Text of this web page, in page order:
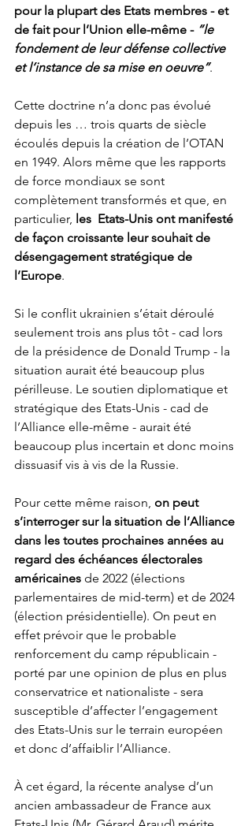
pour la plupart des Etats membres - et
de fait pour l’Union elle-même - “le
fondement de leur défense collective
et l’instance de sa mise en oeuvre”.
Cette doctrine n’a donc pas évolué
depuis les … trois quarts de siècle
écoulés depuis la création de l’OTAN
en 1949. Alors même que les rapports
de force mondiaux se sont
complètement transformés et que, en
particulier, les  Etats-Unis ont manifesté
de façon croissante leur souhait de
désengagement stratégique de
l’Europe.
Si le conflit ukrainien s’était déroulé
seulement trois ans plus tôt - cad lors
de la présidence de Donald Trump - la
situation aurait été beaucoup plus
périlleuse. Le soutien diplomatique et
stratégique des Etats-Unis - cad de
l’Alliance elle-même - aurait été
beaucoup plus incertain et donc moins
dissuasif vis à vis de la Russie.
Pour cette même raison, on peut
s’interroger sur la situation de l’Alliance
dans les toutes prochaines années au
regard des échéances électorales
américaines de 2022 (élections
parlementaires de mid-term) et de 2024
(élection présidentielle). On peut en
effet prévoir que le probable
renforcement du camp républicain -
porté par une opinion de plus en plus
conservatrice et nationaliste - sera
susceptible d’affecter l’engagement
des Etats-Unis sur le terrain européen
et donc d’affaiblir l’Alliance.
À cet égard, la récente analyse d’un
ancien ambassadeur de France aux